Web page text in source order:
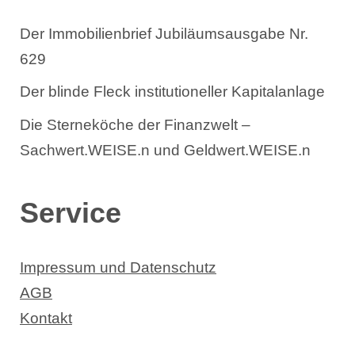
Der Immobilienbrief Jubiläumsausgabe Nr.
629
Der blinde Fleck institutioneller Kapitalanlage
Die Sterneköche der Finanzwelt –
Sachwert.WEISE.n und Geldwert.WEISE.n
Service
Impressum und Datenschutz
AGB
Kontakt